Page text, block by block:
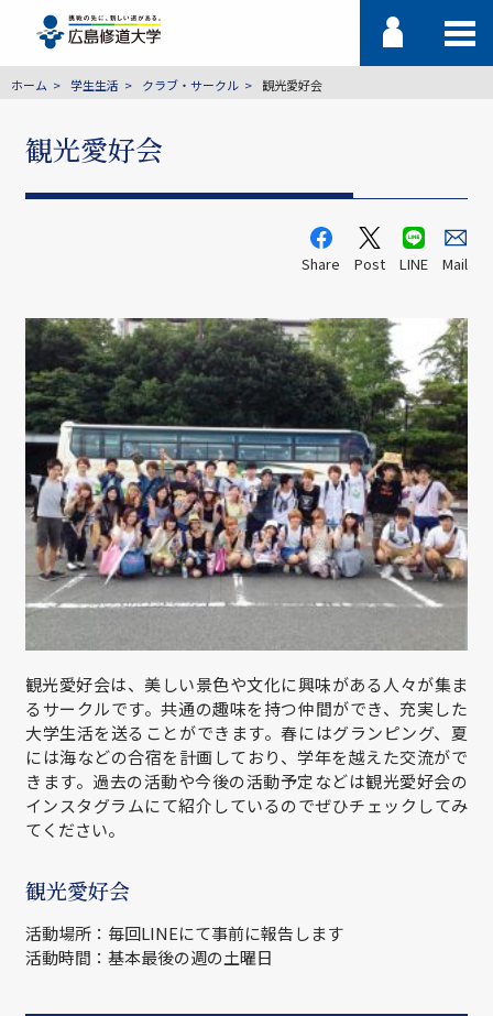
ホーム 学生生活 クラブ・サークル 観光愛好会
観光愛好会
Share Post LINE Mail
観光愛好会は、美しい景色や文化に興味がある人々が集ま
るサークルです。共通の趣味を持つ仲間ができ、充実した
大学生活を送ることができます。春にはグランピング、夏
には海などの合宿を計画しており、学年を越えた交流がで
きます。過去の活動や今後の活動予定などは観光愛好会の
インスタグラムにて紹介しているのでぜひチェックしてみ
てください。
観光愛好会
活動場所：毎回LINEにて事前に報告します
活動時間：基本最後の週の土曜日